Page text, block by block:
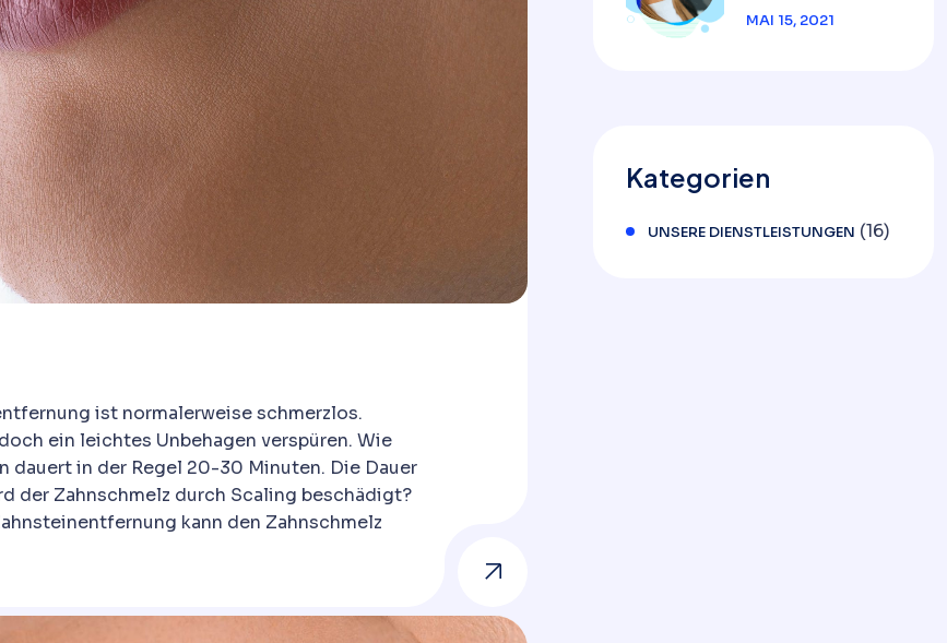
ist normalerweise schmerzlos.
ein leichtes Unbehagen verspüren. Wie
dauert in der Regel 20-30 Minuten. Die Dauer
der Zahnschmelz durch Scaling beschädigt?
kann den Zahnschmelz
MAI 15, 2021
Kategorien
UNSERE DIENSTLEISTUNGEN (16)